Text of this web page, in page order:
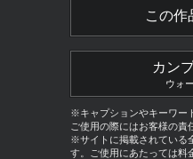
この作
カン
ウォ
※キャプションやキーワー
ご使用の際にはお客様の責
※サイトに掲載されている
す。ご使用にあたっては料